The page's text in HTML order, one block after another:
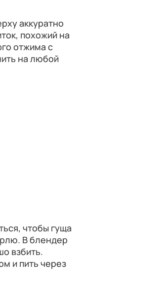
аккуратно
похожий на
отжима с
на любой
чтобы гуща
В блендер
взбить.
и пить через